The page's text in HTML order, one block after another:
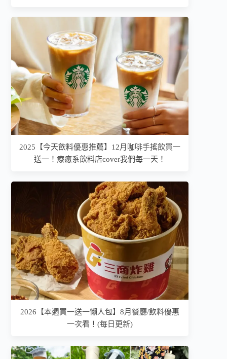
2025【今天飲料優惠推薦】12月咖啡手搖飲買一
送一！療癒系飲料店cover我們每一天！
2026【本週買一送一懶人包】8月餐廳/飲料優惠
一次看！(每日更新)